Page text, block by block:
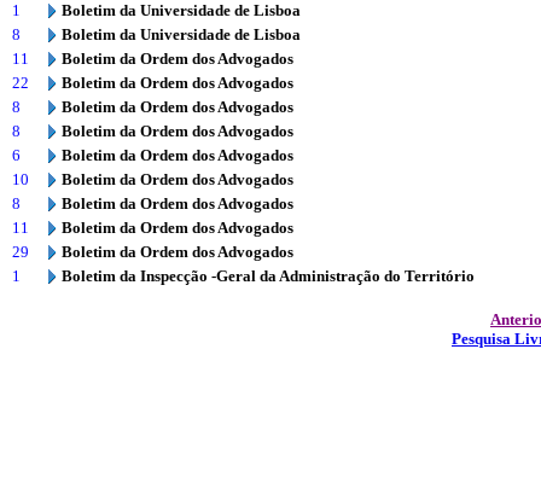
1
Boletim da Universidade de Lisboa
8
Boletim da Universidade de Lisboa
11
Boletim da Ordem dos Advogados
22
Boletim da Ordem dos Advogados
8
Boletim da Ordem dos Advogados
8
Boletim da Ordem dos Advogados
6
Boletim da Ordem dos Advogados
10
Boletim da Ordem dos Advogados
8
Boletim da Ordem dos Advogados
11
Boletim da Ordem dos Advogados
29
Boletim da Ordem dos Advogados
1
Boletim da Inspecção -Geral da Administração do Território
Pesquisa